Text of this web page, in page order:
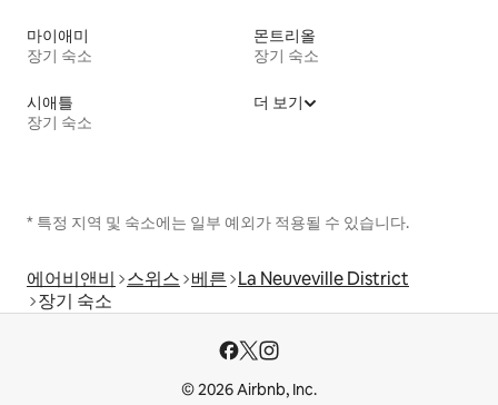
마이애미
장기 숙소
몬트리올
장기 숙소
시애틀
장기 숙소
더 보기
* 특정 지역 및 숙소에는 일부 예외가 적용될 수 있습니다.
에어비앤비 스위스 베른 La Neuveville District
장기 숙소
© 2026 Airbnb, Inc.